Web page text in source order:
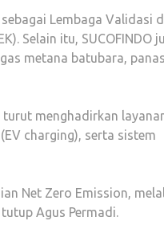
Lembaga Validasi
Selain itu, SUCOFINDO
metana batubara, panas
turut menghadirkan
charging), serta sistem
Net Zero Emission,
Agus Permadi.